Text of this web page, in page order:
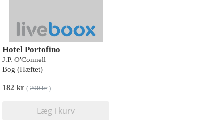
Hotel Portofino
J.P. O'Connell
Bog (Hæftet)
182 kr ( 200 kr)
Læg i kurv